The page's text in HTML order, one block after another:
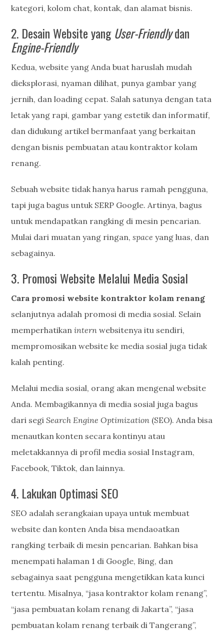
kategori, kolom chat, kontak, dan alamat bisnis.
2. Desain Website yangUser-Friendlydan
Engine-Friendly
Kedua, website yang Anda buat haruslah mudah
dieksplorasi, nyaman dilihat, punya gambar yang
jernih, dan loading cepat. Salah satunya dengan tata
letak yang rapi, gambar yang estetik dan informatif,
dan didukung artikel bermanfaat yang berkaitan
dengan bisnis pembuatan atau kontraktor kolam
renang.
Sebuah website tidak hanya harus ramah pengguna,
tapi juga bagus untuk SERP Google. Artinya, bagus
untuk mendapatkan rangking di mesin pencarian.
Mulai dari muatan yang ringan,space yang luas, dan
sebagainya.
3. Promosi Website Melalui Media Sosial
Cara promosi website kontraktor kolam renang
selanjutnya adalah promosi di media sosial. Selain
memperhatikaninternwebsitenya itu sendiri,
mempromosikan website ke media sosial juga tidak
kalah penting.
Melalui media sosial, orang akan mengenal website
Anda. Membagikannya di media sosial juga bagus
dari segiSearch Engine Optimization (SEO). Anda bisa
menautkan konten secara kontinyu atau
meletakkannya di profil media sosial Instagram,
Facebook, Tiktok, dan lainnya.
4. Lakukan Optimasi SEO
SEO adalah serangkaian upaya untuk membuat
website dan konten Anda bisa mendaoatkan
rangking terbaik di mesin pencarian. Bahkan bisa
menempati halaman 1 di Google, Bing, dan
sebagainya saat pengguna mengetikkan kata kunci
tertentu. Misalnya, “jasa kontraktor kolam renang”,
“jasa pembuatan kolam renang di Jakarta”, “jasa
pembuatan kolam renang terbaik di Tangerang”,